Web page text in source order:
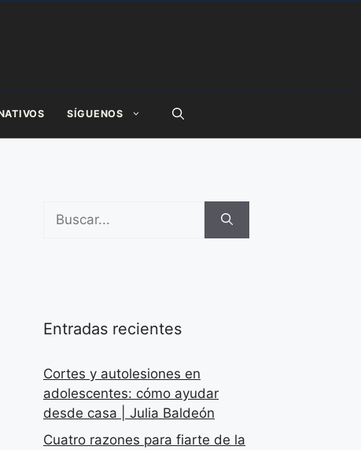
SÍGUENOS
Buscar:
Entradas recientes
Cortes y autolesiones en
adolescentes: cómo ayudar
desde casa | Julia Baldeón
Cuatro razones para fiarte de la